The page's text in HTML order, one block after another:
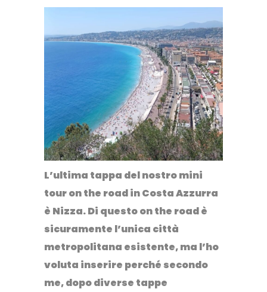
L’ultima tappa del nostro mini
tour on the road in Costa Azzurra
è Nizza. Di questo on the road è
sicuramente l’unica città
metropolitana esistente, ma l’ho
voluta inserire perché secondo
me, dopo diverse tappe